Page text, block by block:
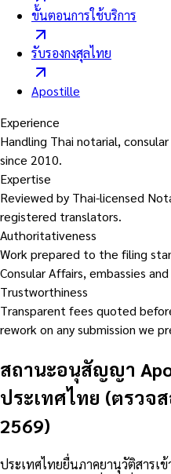
ขั้นตอนการใช้บริการ
รับรองกงสุลไทย
Apostille
Experience
Handling Thai notarial,
since 2010.
Expertise
Reviewed by Thai-licensed
registered translators.
Authoritativeness
Work prepared to the filing
Consular Affairs, embassies
Trustworthiness
Transparent fees quoted
rework on any submission we
สถานะอนุสัญญา
ประเทศไทย (ตรวจ
2569)
ประเทศไทยยื่นภาคยานุวัติสารเ